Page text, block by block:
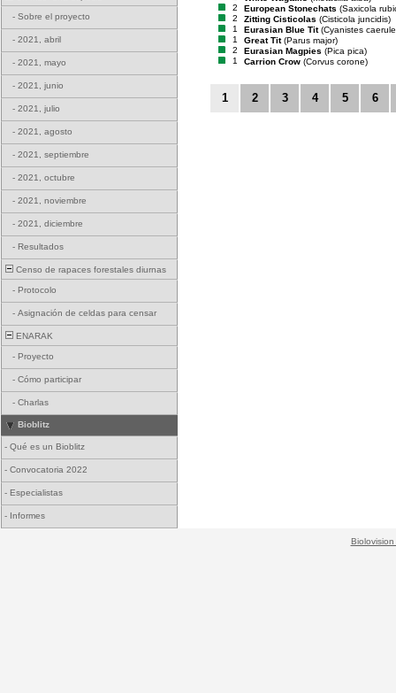
- Sobre el proyecto
- 2021, abril
- 2021, mayo
- 2021, junio
- 2021, julio
- 2021, agosto
- 2021, septiembre
- 2021, octubre
- 2021, noviembre
- 2021, diciembre
- Resultados
Censo de rapaces forestales diurnas
- Protocolo
- Asignación de celdas para censar
ENARAK
- Proyecto
- Cómo participar
- Charlas
Bioblitz
- Qué es un Bioblitz
- Convocatoria 2022
- Especialistas
- Informes
2
European Stonechats (Saxicola
2
Zitting Cisticolas (Cisticola juncidis)
1
Eurasian Blue Tit (Cyanistes
1
Great Tit (Parus major)
2
Eurasian Magpies (Pica pica)
1
Carrion Crow (Corvus corone)
1 2 3 4 5 6
Biolovision